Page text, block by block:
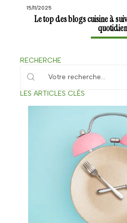
15/11/2025
Le top des blogs cuisine à
quotidien
RECHERCHE
LES ARTICLES CLÉS